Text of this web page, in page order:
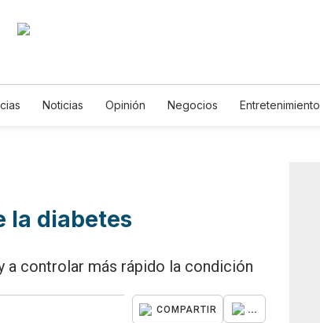
Noticias Opinión Negocios Entretenimiento
la diabetes
a controlar más rápido la condición
COMPARTIR ...